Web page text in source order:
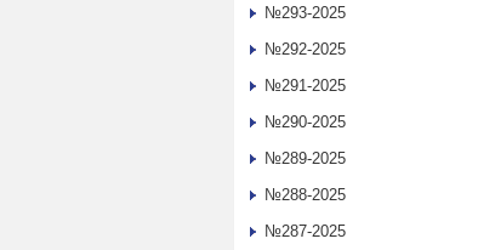
№293-2025
№292-2025
№291-2025
№290-2025
№289-2025
№288-2025
№287-2025